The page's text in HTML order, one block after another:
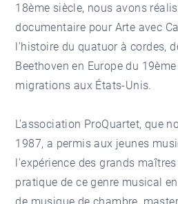
18ème siècle, nous avons
documentaire pour Arte avec
l’histoire du quatuor à cordes,
Beethoven en Europe du
migrations aux États-Unis.
L’association ProQuartet, que
1987, a permis aux jeunes
l'expérience des grands
pratique de ce genre musical
de musique de chambre,